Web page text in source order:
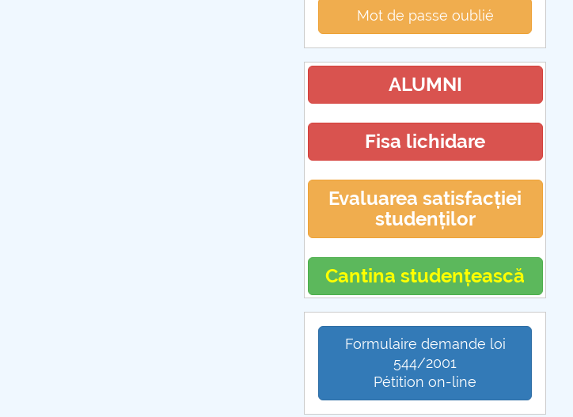
Mot de passe oublié
ALUMNI
Fisa lichidare
Evaluarea satisfacției
studenților
Cantina studențească
Formulaire demande loi
544/2001
Pétition on-line